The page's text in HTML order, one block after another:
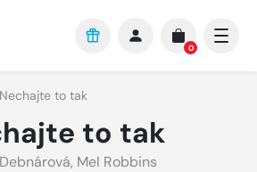
0
Nechajte to tak
to tak
, Mel Robbins